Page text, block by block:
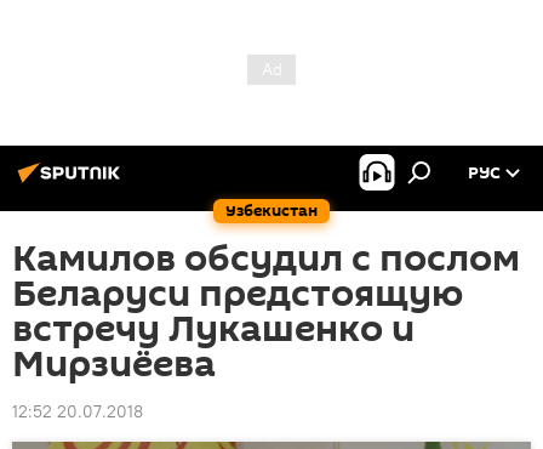
Узбекистан
РУС
Камилов обсудил с послом
Беларуси предстоящую
встречу Лукашенко и
Мирзиёева
12:52 20.07.2018